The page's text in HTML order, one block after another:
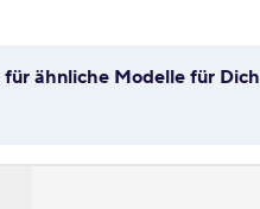
für ähnliche Modelle für Dich